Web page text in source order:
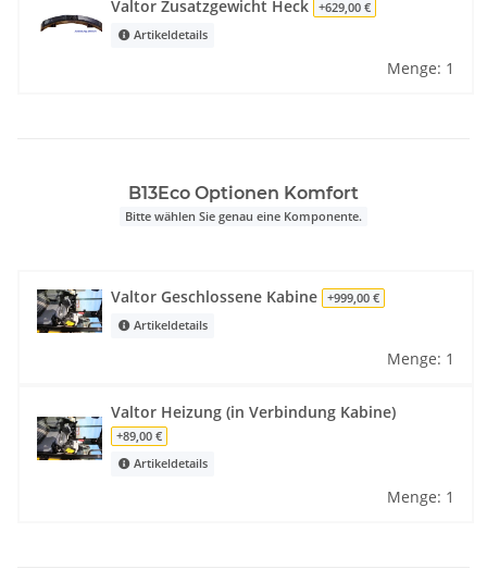
Valtor Zusatzgewicht Heck
+629,00 €
Artikeldetails
Menge: 1
B13Eco Optionen Komfort
Bitte wählen Sie genau eine Komponente.
Valtor Geschlossene Kabine
+999,00 €
Artikeldetails
Menge: 1
Valtor Heizung (in Verbindung Kabine)
+89,00 €
Artikeldetails
Menge: 1